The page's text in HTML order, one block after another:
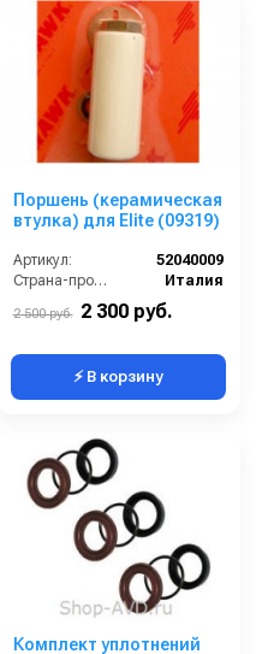
Поршень (керамическая
втулка) для Elite (09319)
Артикул:
52040009
Страна-производитель:
Италия
2 500 руб. 2 300 руб.
⚡ В корзину
Комплект уплотнений